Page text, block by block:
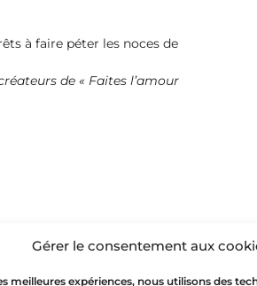
Gérer le consentement aux
meilleures expériences, nous utilisons des
à faire péter les noces de
de « Faites l’amour